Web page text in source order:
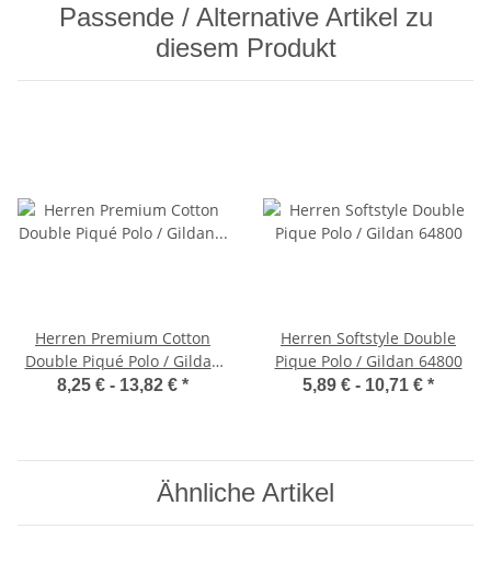
Passende / Alternative Artikel zu
diesem Produkt
Herren Premium Cotton
Double Piqué Polo / Gildan
85800
8,25 € - 13,82 € *
Herren Softstyle Double
Pique Polo / Gildan 64800
5,89 € - 10,71 € *
Ähnliche Artikel